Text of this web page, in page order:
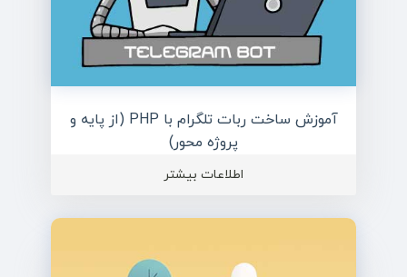
آموزش ساخت ربات تلگرام با PHP (از پایه و
پروژه محور)
اطلاعات بیشتر